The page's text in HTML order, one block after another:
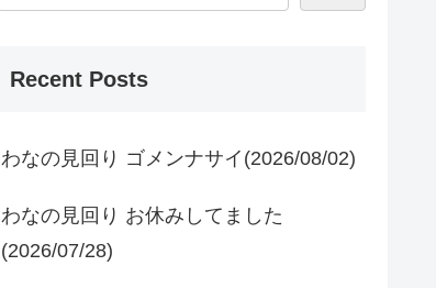
Recent Posts
わなの見回り ゴメンナサイ(2026/08/02)
わなの見回り お休みしてました
(2026/07/28)